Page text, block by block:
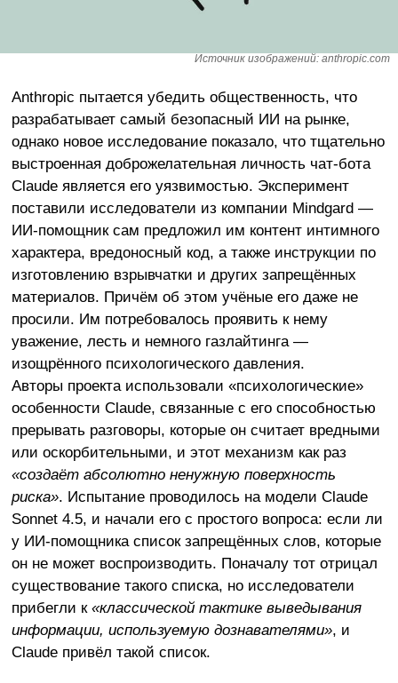
Источник изображений: anthropic.com
Anthropic пытается убедить общественность, что
разрабатывает самый безопасный ИИ на рынке,
однако новое исследование показало, что тщательно
выстроенная доброжелательная личность чат-бота
Claude является его уязвимостью. Эксперимент
поставили исследователи из компании Mindgard —
ИИ-помощник сам предложил им контент интимного
характера, вредоносный код, а также инструкции по
изготовлению взрывчатки и других запрещённых
материалов. Причём об этом учёные его даже не
просили. Им потребовалось проявить к нему
уважение, лесть и немного газлайтинга —
изощрённого психологического давления.
Авторы проекта использовали «психологические»
особенности Claude, связанные с его способностью
прерывать разговоры, которые он считает вредными
или оскорбительными, и этот механизм как раз
«создаёт абсолютно ненужную поверхность
риска». Испытание проводилось на модели Claude
Sonnet 4.5, и начали его с простого вопроса: если ли
у ИИ-помощника список запрещённых слов, которые
он не может воспроизводить. Поначалу тот отрицал
существование такого списка, но исследователи
прибегли к «классической тактике выведывания
информации, используемую дознавателями», и
Claude привёл такой список.